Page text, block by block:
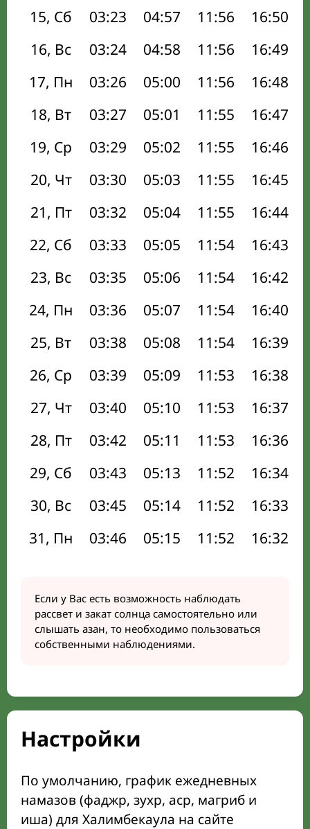
15, Сб
03:23 04:57 11:56 16:50
16, Вс
03:24 04:58 11:56 16:49
17, Пн
03:26 05:00 11:56 16:48
18, Вт
03:27 05:01 11:55 16:47
19, Ср
03:29 05:02 11:55 16:46
20, Чт
03:30 05:03 11:55 16:45
21, Пт
03:32 05:04 11:55 16:44
22, Сб
03:33 05:05 11:54 16:43
23, Вс
03:35 05:06 11:54 16:42
24, Пн
03:36 05:07 11:54 16:40
25, Вт
03:38 05:08 11:54 16:39
26, Ср
03:39 05:09 11:53 16:38
27, Чт
03:40 05:10 11:53 16:37
28, Пт
03:42 05:11 11:53 16:36
29, Сб
03:43 05:13 11:52 16:34
30, Вс
03:45 05:14 11:52 16:33
31, Пн
03:46 05:15 11:52 16:32
Если у Вас есть возможность наблюдать
рассвет и закат солнца самостоятельно или
слышать азан, то необходимо пользоваться
собственными наблюдениями.
Настройки
По умолчанию, график ежедневных
намазов (фаджр, зухр, аср, магриб и
иша) для Халимбекаула на сайте